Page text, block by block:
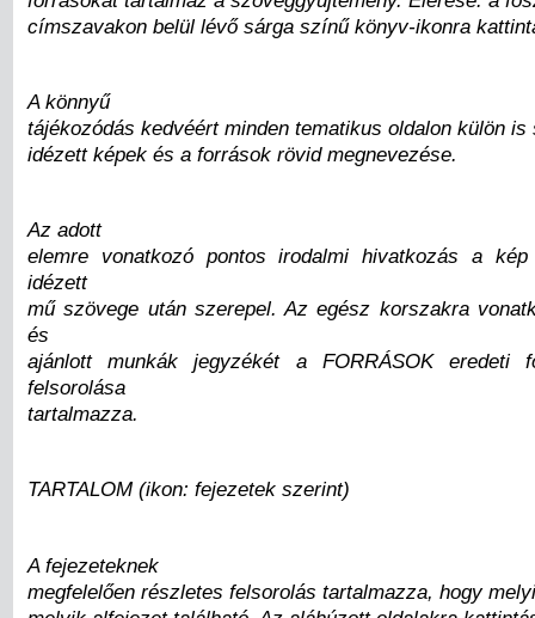
címszavakon belül lévő sárga színű könyv-ikonra
A könnyű
tájékozódás kedvéért minden tematikus oldalon külön is
idézett képek és a források rövid megnevezése.
Az adott
elemre vonatkozó pontos irodalmi hivatkozás a
idézett
mű szövege után szerepel. Az egész korszakra
és
ajánlott munkák jegyzékét a FORRÁSOK eredeti
felsorolása
tartalmazza.
TARTALOM (ikon: fejezetek szerint)
A fejezeteknek
megfelelően részletes felsorolás tartalmazza, hogy